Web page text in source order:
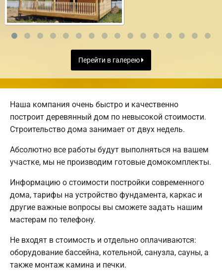
Перейти в галерею
Наша компания очень быстро и качественно
построит деревянный дом по невысокой стоимости.
Строительство дома занимает от двух недель.
Абсолютно все работы будут выполняться на вашем
участке, мы не производим готовые домокомплекты.
Информацию о стоимости постройки современного
дома, тарифы на устройство фундамента, каркас и
другие важные вопросы вы сможете задать нашим
мастерам по телефону.
Не входят в стоимость и отдельно оплачиваются:
оборудование бассейна, котельной, санузла, сауны, а
также монтаж камина и печки.